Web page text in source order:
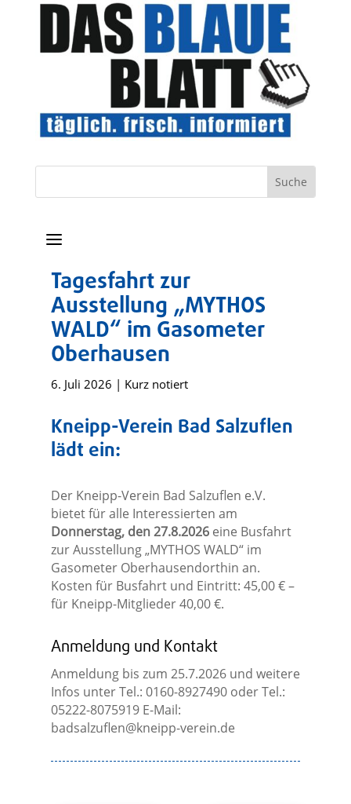
a
Tagesfahrt zur
Ausstellung „MYTHOS
WALD“ im Gasometer
Oberhausen
6. Juli 2026 | Kurz notiert
Kneipp-Verein Bad Salzuflen
lädt ein:
Der Kneipp-Verein Bad Salzuflen e.V.
bietet für alle Interessierten am
Donnerstag, den 27.8.2026eine Busfahrt
zur Ausstellung „MYTHOS WALD“ im
Gasometer Oberhausendorthin an.
Kosten für Busfahrt und Eintritt: 45,00 € –
für Kneipp-Mitglieder 40,00 €.
Anmeldung und Kontakt
Anmeldung bis zum 25.7.2026 und weitere
Infos unter Tel.: 0160-8927490 oder Tel.:
05222-8075919 E-Mail:
badsalzuflen@kneipp-verein.de